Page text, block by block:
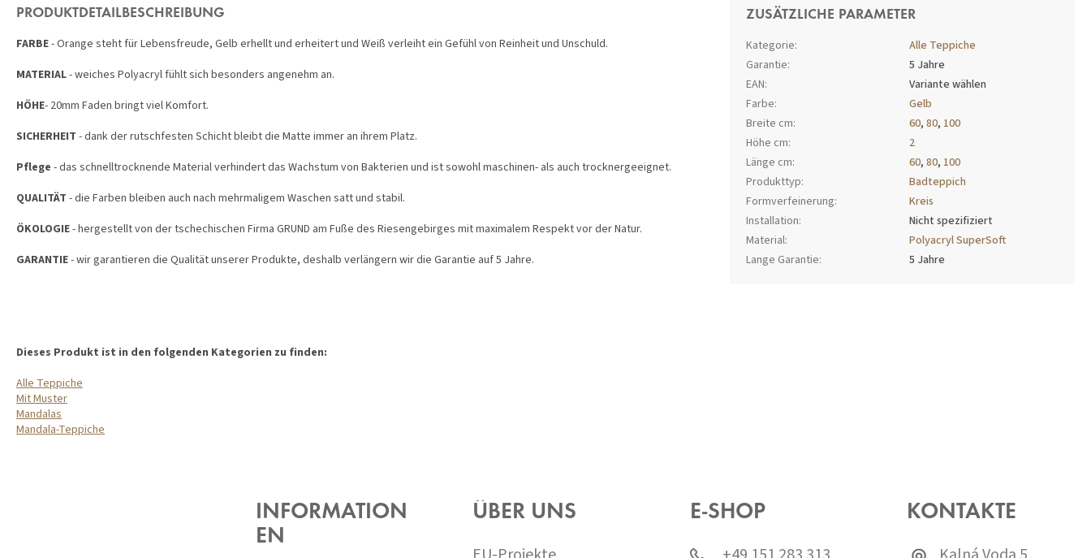
PRODUKTDETAILBESCHREIBUNG
FARBE- Orange steht für Lebensfreude, Gelb erhellt und erheitert und Weiß verleiht ein Gefühl von Reinheit und Unschuld.
MATERIAL- weiches Polyacryl fühlt sich besonders angenehm an.
HÖHE- 20mm Faden bringt viel Komfort.
SICHERHEIT - dank der rutschfesten Schicht bleibt die Matte immer an ihrem Platz.
Pflege - das schnelltrocknende Material verhindert das Wachstum von Bakterien und ist sowohl maschinen- als auch trocknergeeignet.
QUALITÄT - die Farben bleiben auch nach mehrmaligem Waschen satt und stabil.
ÖKOLOGIE- hergestellt von der tschechischen Firma GRUND am Fuße des Riesengebirges mit maximalem Respekt vor der Natur.
GARANTIE- wir garantieren die Qualität unserer Produkte, deshalb verlängern wir die Garantie auf 5 Jahre.
Dieses Produkt ist in den folgenden Kategorien zu finden:
Alle Teppiche
Mit Muster
Mandalas
Mandala-Teppiche
ZUSÄTZLICHE PARAMETER
Kategorie:
Alle Teppiche
Garantie:
5 Jahre
EAN:
Variante wählen
Farbe:
Gelb
Breite cm: 60,80, 100
Höhe cm:
2
Länge cm: 60,80, 100
Produkttyp:
Badteppich
Formverfeinerung:
Kreis
Installation:
Nicht spezifiziert
Material:
Polyacryl SuperSoft
Lange Garantie: 5 Jahre
INFORMATION
EN
ÜBER UNS
E-SHOP
KONTAKTE